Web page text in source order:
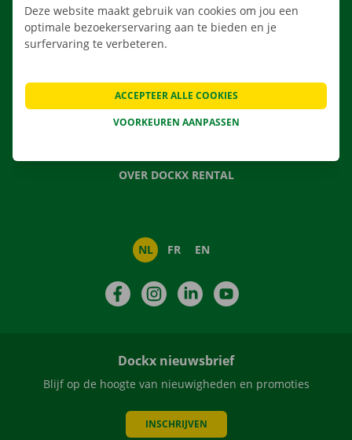
CONTACTEER ONS
NIEUWS
CADEAUBON
OVER DOCKX RENTAL
NL FR EN
FacebookInstagramLinkedIn
Dockx nieuwsbrief
Blijf op de hoogte van nieuwigheden en promoties
INSCHRIJVEN
Deze website maakt gebruik van cookies om jou een
optimale bezoekerservaring aan te bieden en je
surfervaring te verbeteren.
VOORKEUREN AANPASSEN
ACCEPTEER ALLE COOKIES